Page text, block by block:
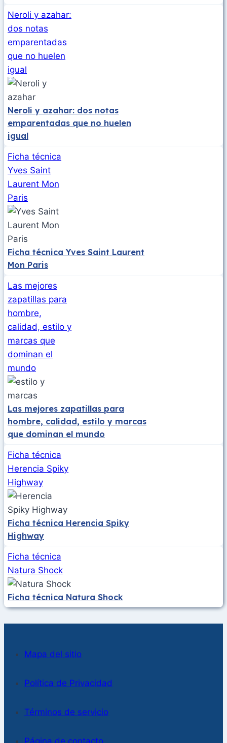
Neroli y azahar:
dos notas
emparentadas
que no huelen
igual
Neroli y azahar: dos notas
emparentadas que no huelen
igual
Ficha técnica
Yves Saint
Laurent Mon
Paris
Ficha técnica Yves Saint Laurent
Mon Paris
Las mejores
zapatillas para
hombre,
calidad, estilo y
marcas que
dominan el
mundo
Las mejores zapatillas para
hombre, calidad, estilo y marcas
que dominan el mundo
Ficha técnica
Herencia Spiky
Highway
Ficha técnica Herencia Spiky
Highway
Ficha técnica
Natura Shock
Ficha técnica Natura Shock
Mapa del sitio
Política de Privacidad
Términos de servicio
Página de contacto